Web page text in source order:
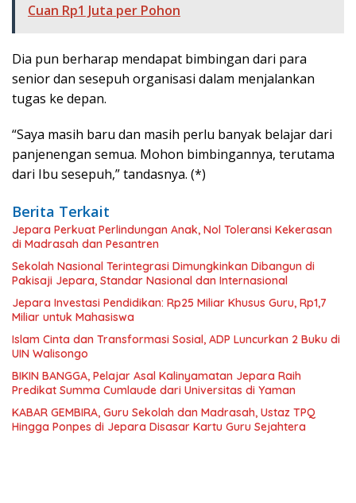
Cuan Rp1 Juta per Pohon
Dia pun berharap mendapat bimbingan dari para
senior dan sesepuh organisasi dalam menjalankan
tugas ke depan.
“Saya masih baru dan masih perlu banyak belajar dari
panjenengan semua. Mohon bimbingannya, terutama
dari Ibu sesepuh,” tandasnya. (*)
Berita Terkait
Jepara Perkuat Perlindungan Anak, Nol Toleransi Kekerasan
di Madrasah dan Pesantren
Sekolah Nasional Terintegrasi Dimungkinkan Dibangun di
Pakisaji Jepara, Standar Nasional dan Internasional
Jepara Investasi Pendidikan: Rp25 Miliar Khusus Guru, Rp1,7
Miliar untuk Mahasiswa
Islam Cinta dan Transformasi Sosial, ADP Luncurkan 2 Buku di
UIN Walisongo
BIKIN BANGGA, Pelajar Asal Kalinyamatan Jepara Raih
Predikat Summa Cumlaude dari Universitas di Yaman
KABAR GEMBIRA, Guru Sekolah dan Madrasah, Ustaz TPQ
Hingga Ponpes di Jepara Disasar Kartu Guru Sejahtera